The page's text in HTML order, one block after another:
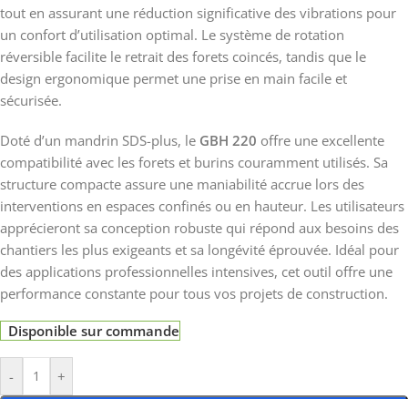
tout en assurant une réduction significative des vibrations pour
un confort d’utilisation optimal. Le système de rotation
réversible facilite le retrait des forets coincés, tandis que le
design ergonomique permet une prise en main facile et
sécurisée.
Doté d’un mandrin SDS-plus, le GBH 220 offre une excellente
compatibilité avec les forets et burins couramment utilisés. Sa
structure compacte assure une maniabilité accrue lors des
interventions en espaces confinés ou en hauteur. Les utilisateurs
apprécieront sa conception robuste qui répond aux besoins des
chantiers les plus exigeants et sa longévité éprouvée. Idéal pour
des applications professionnelles intensives, cet outil offre une
performance constante pour tous vos projets de construction.
Disponible sur commande
- +